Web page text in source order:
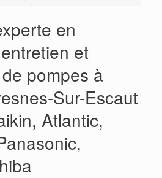
en
et
pompes à
Sur-Escaut
Atlantic,